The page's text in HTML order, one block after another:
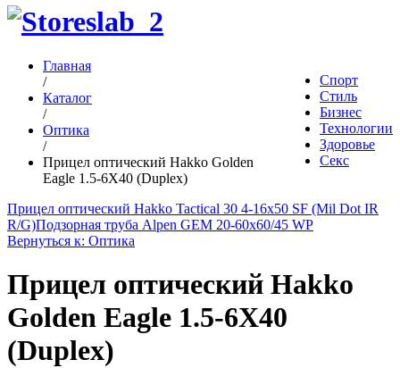
Спорт
Стиль
Бизнес
Технологии
Здоровье
Секс
Главная
/
Каталог
/
Оптика
/
Прицел оптический Hakko Golden
Eagle 1.5-6X40 (Duplex)
Прицел оптический Hakko Tactical 30 4-16x50 SF (Mil Dot IR
R/G)Подзорная труба Alpen GEM 20-60x60/45 WP
Вернуться к: Оптика
Прицел оптический Hakko
Golden Eagle 1.5-6X40
(Duplex)